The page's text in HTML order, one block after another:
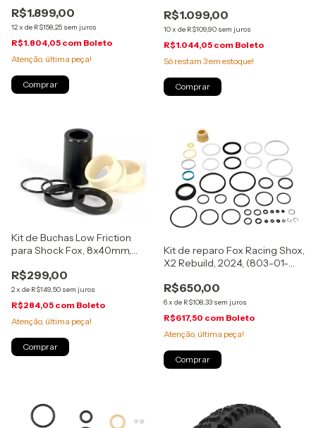
R$1.899,00
12x de R$158,25 sem juros
R$1.804,05 com Boleto
Atenção, última peça!
R$1.099,00
10x de R$109,90 sem juros
R$1.044,05 com Boleto
Só restam 3em estoque!
Kit de Buchas Low Friction
para Shock Fox, 8x40mm,
R$299,00
2x de R$149,50 sem juros
R$284,05 com Boleto
Atenção, última peça!
Kit de reparo Fox Racing Shox,
X2 Rebuild, 2024, (803-01-
R$650,00
6x de R$108,33 sem juros
R$617,50 com Boleto
Atenção, última peça!